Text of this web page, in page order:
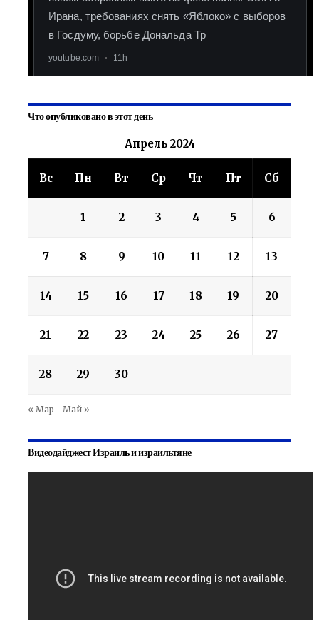
Что опубликовано в этот день
Апрель 2024
Вс Пн Вт Ср Чт Пт Сб
1 2 3 4 5 6
7 8 9 10 11 12 13
14 15 16 17 18 19 20
21 22 23 24 25 26 27
28 29 30
« Мар Май »
Видеодайджест Израиль и израильтяне